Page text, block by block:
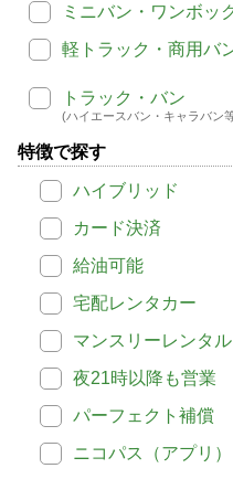
ミニバン・ワンボッ
軽トラック・商用バ
トラック・バン
(ハイエースバン・キャラバン
特徴で探す
ハイブリッド
カード決済
給油可能
宅配レンタカー
マンスリーレンタル
夜21時以降も営業
パーフェクト補償
ニコパス（アプリ）